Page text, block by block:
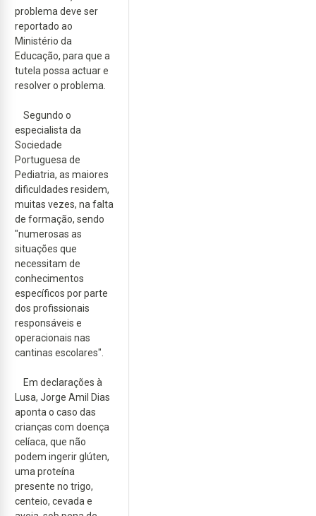
problema deve ser
reportado ao
Ministério da
Educação, para que a
tutela possa actuar e
resolver o problema.
Segundo o
especialista da
Sociedade
Portuguesa de
Pediatria, as maiores
dificuldades residem,
muitas vezes, na falta
de formação, sendo
"numerosas as
situações que
necessitam de
conhecimentos
específicos por parte
dos profissionais
responsáveis e
operacionais nas
cantinas escolares".
Em declarações à
Lusa, Jorge Amil Dias
aponta o caso das
crianças com doença
celíaca, que não
podem ingerir glúten,
uma proteína
presente no trigo,
centeio, cevada e